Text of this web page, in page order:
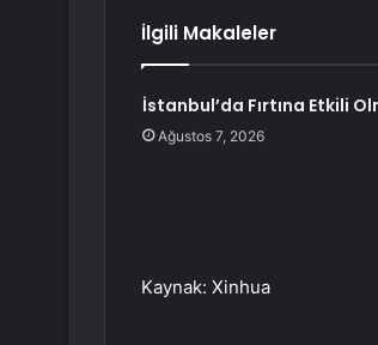
İlgili Makaleler
İstanbul’da Fırtına Etkili
Ağustos 7, 2026
Kaynak: Xinhua